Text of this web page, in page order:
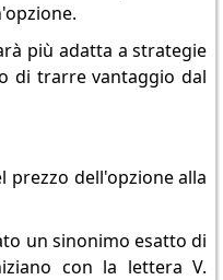
più adatta a strategie
di trarre vantaggio dal
prezzo dell'opzione alla
un sinonimo esatto di
con la lettera V.